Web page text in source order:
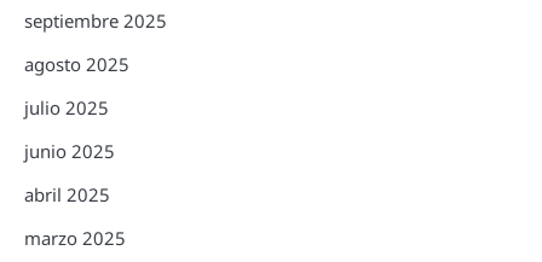
septiembre 2025
agosto 2025
julio 2025
junio 2025
abril 2025
marzo 2025